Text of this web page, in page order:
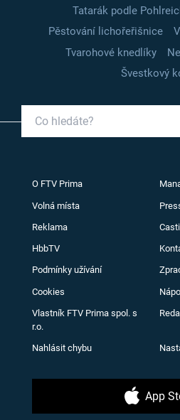
Tatarák podle
Pěstování lichořeřišnice
Tvarohové knedlíky
Švestkový
O FTV Prima
Volná místa
Reklama
HbbTV
Podmínky užívání
Cookies
Vlastník FTV Prima spol. s
r.o.
Nahlásit chybu
App